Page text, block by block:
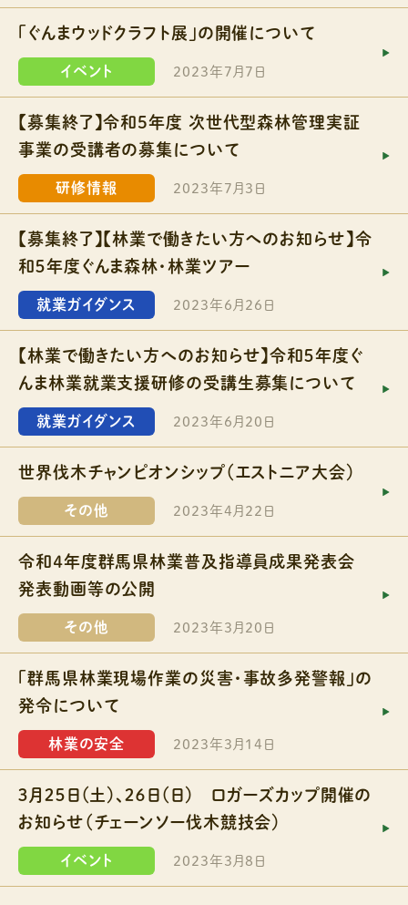
イベント
「ぐんまウッドクラフト展」の開催について
2023年7月7日
研修情報
【募集終了】令和5年度 次世代型森林管理実証
事業の受講者の募集について
2023年7月3日
就業ガイダンス
【募集終了】【林業で働きたい方へのお知らせ】令
和５年度ぐんま森林・林業ツアー
2023年6月26日
就業ガイダンス
【林業で働きたい方へのお知らせ】令和５年度ぐ
んま林業就業支援研修の受講生募集について
2023年6月20日
その他
世界伐木チャンピオンシップ（エストニア大会）
2023年4月22日
その他
令和４年度群馬県林業普及指導員成果発表会
発表動画等の公開
2023年3月20日
林業の安全
「群馬県林業現場作業の災害・事故多発警報」の
発令について
2023年3月14日
イベント
３月２５日（土）、２６日（日） ロガーズカップ開催の
お知らせ（チェーンソー伐木競技会）
2023年3月8日